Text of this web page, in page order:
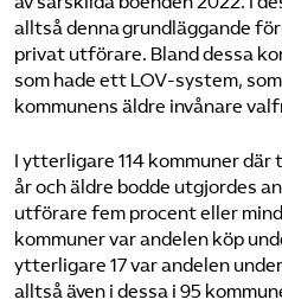
alltså denna grundläggande
privat utförare. Bland dessa
som hade ett LOV-system,
kommunens äldre invånare
I ytterligare 114 kommuner
år och äldre bodde utgjordes
utförare fem procent eller
kommuner var andelen köp
ytterligare 17 var andelen
alltså även i dessa i 95